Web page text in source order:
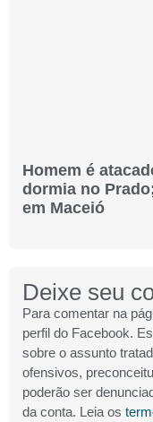
Homem é
dormia no
em Maceió
Deixe seu
Para comentar na
perfil do Facebook.
sobre o assunto
ofensivos,
poderão ser
da conta. Leia os